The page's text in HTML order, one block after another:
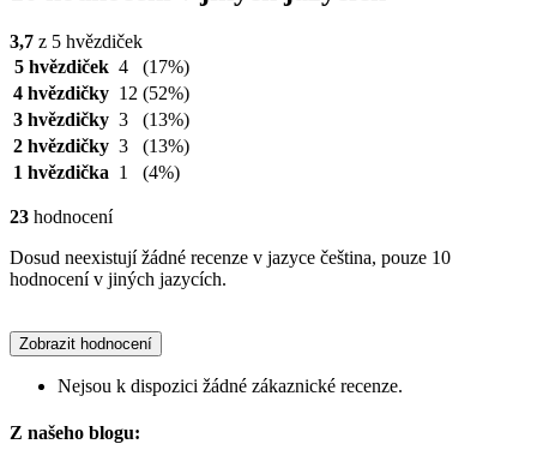
3,7 z 5 hvězdiček
5 hvězdiček 4
(17%)
4 hvězdičky 12 (52%)
3 hvězdičky 3
(13%)
2 hvězdičky 3
(13%)
1 hvězdička 1 (4%)
23 hodnocení
Dosud neexistují žádné recenze v jazyce čeština, pouze 10
hodnocení v jiných jazycích.
Zobrazit hodnocení
Nejsou k dispozici žádné zákaznické recenze.
Z našeho blogu: